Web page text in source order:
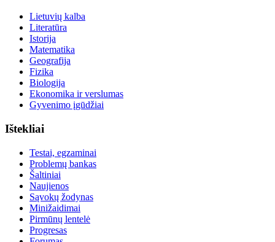
Lietuvių kalba
Literatūra
Istorija
Matematika
Geografija
Fizika
Biologija
Ekonomika ir verslumas
Gyvenimo įgūdžiai
Ištekliai
Testai, egzaminai
Problemų bankas
Šaltiniai
Naujienos
Sąvokų žodynas
Minižaidimai
Pirmūnų lentelė
Progresas